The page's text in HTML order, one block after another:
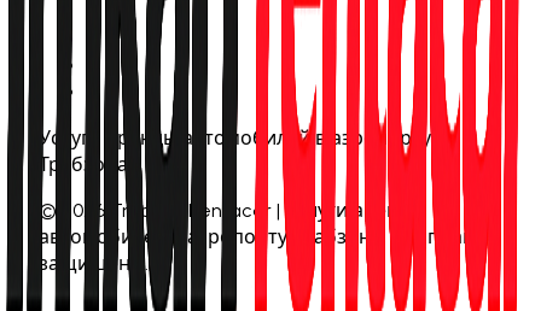
Соглашение о членстве
Договор дистанционной продажи
Отмена и возврат
Условия аренды
Услуги аренды автомобилей в аэропорту
Трабзона
©
2026
Trabzon Rentacar | Услуги аренды
автомобилей в аэропорту Трабзона
. Все права
защищены.